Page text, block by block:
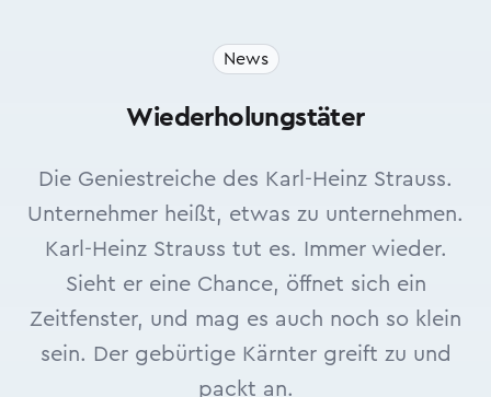
News
Wiederholungstäter
Die Geniestreiche des Karl-Heinz Strauss.
Unternehmer heißt, etwas zu unternehmen.
Karl-Heinz Strauss tut es. Immer wieder.
Sieht er eine Chance, öffnet sich ein
Zeitfenster, und mag es auch noch so klein
sein. Der gebürtige Kärnter greift zu und
packt an.